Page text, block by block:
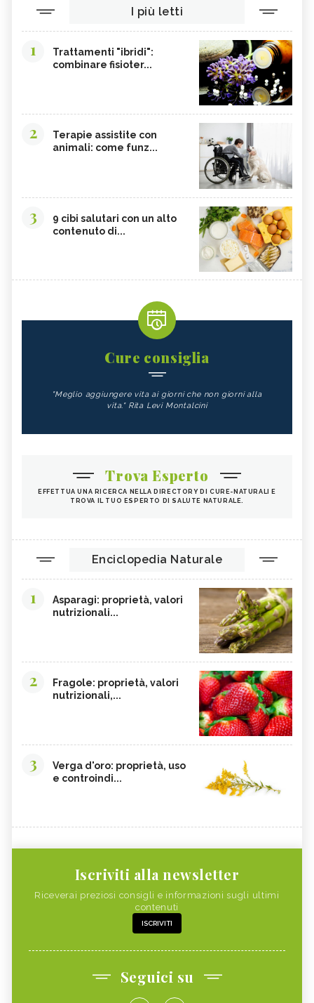
I più letti
1
Trattamenti "ibridi":
combinare fisioter...
2
Terapie assistite con
animali: come funz...
3
9 cibi salutari con un alto
contenuto di...
Cure consiglia
"Meglio aggiungere vita ai giorni che non giorni alla
vita." Rita Levi Montalcini
Trova Esperto
EFFETTUA UNA RICERCA NELLA DIRECTORY DI CURE-NATURALI E
TROVA IL TUO ESPERTO DI SALUTE NATURALE.
Enciclopedia Naturale
1
Asparagi: proprietà, valori
nutrizionali...
2
Fragole: proprietà, valori
nutrizionali,...
3
Verga d'oro: proprietà, uso
e controindi...
Iscriviti alla newsletter
Riceverai preziosi consigli e informazioni sugli ultimi
contenuti
ISCRIVITI
Seguici su